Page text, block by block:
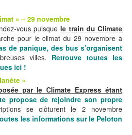
» – 29 novembre
vous puisque le train du Climate
pour le climat du 29 novembre à
de panique, des bus s’organisent
villes. Retrouve toutes les
ici !
»
par le Climate Express étant
propose de rejoindre son propre
se clôturent le 2 novembre
les informations sur le Peloton